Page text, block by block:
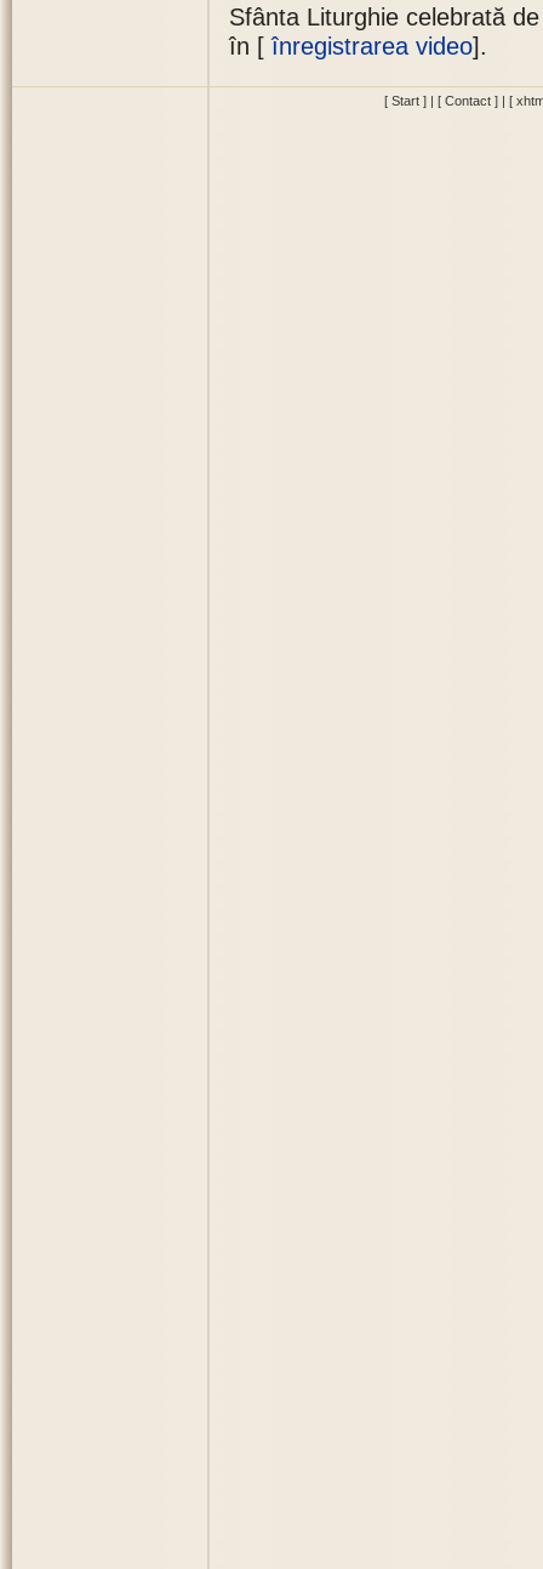
Sfânta Liturghie celebrată
în [înregistrarea video].
[ Start ] [ Contact ] [